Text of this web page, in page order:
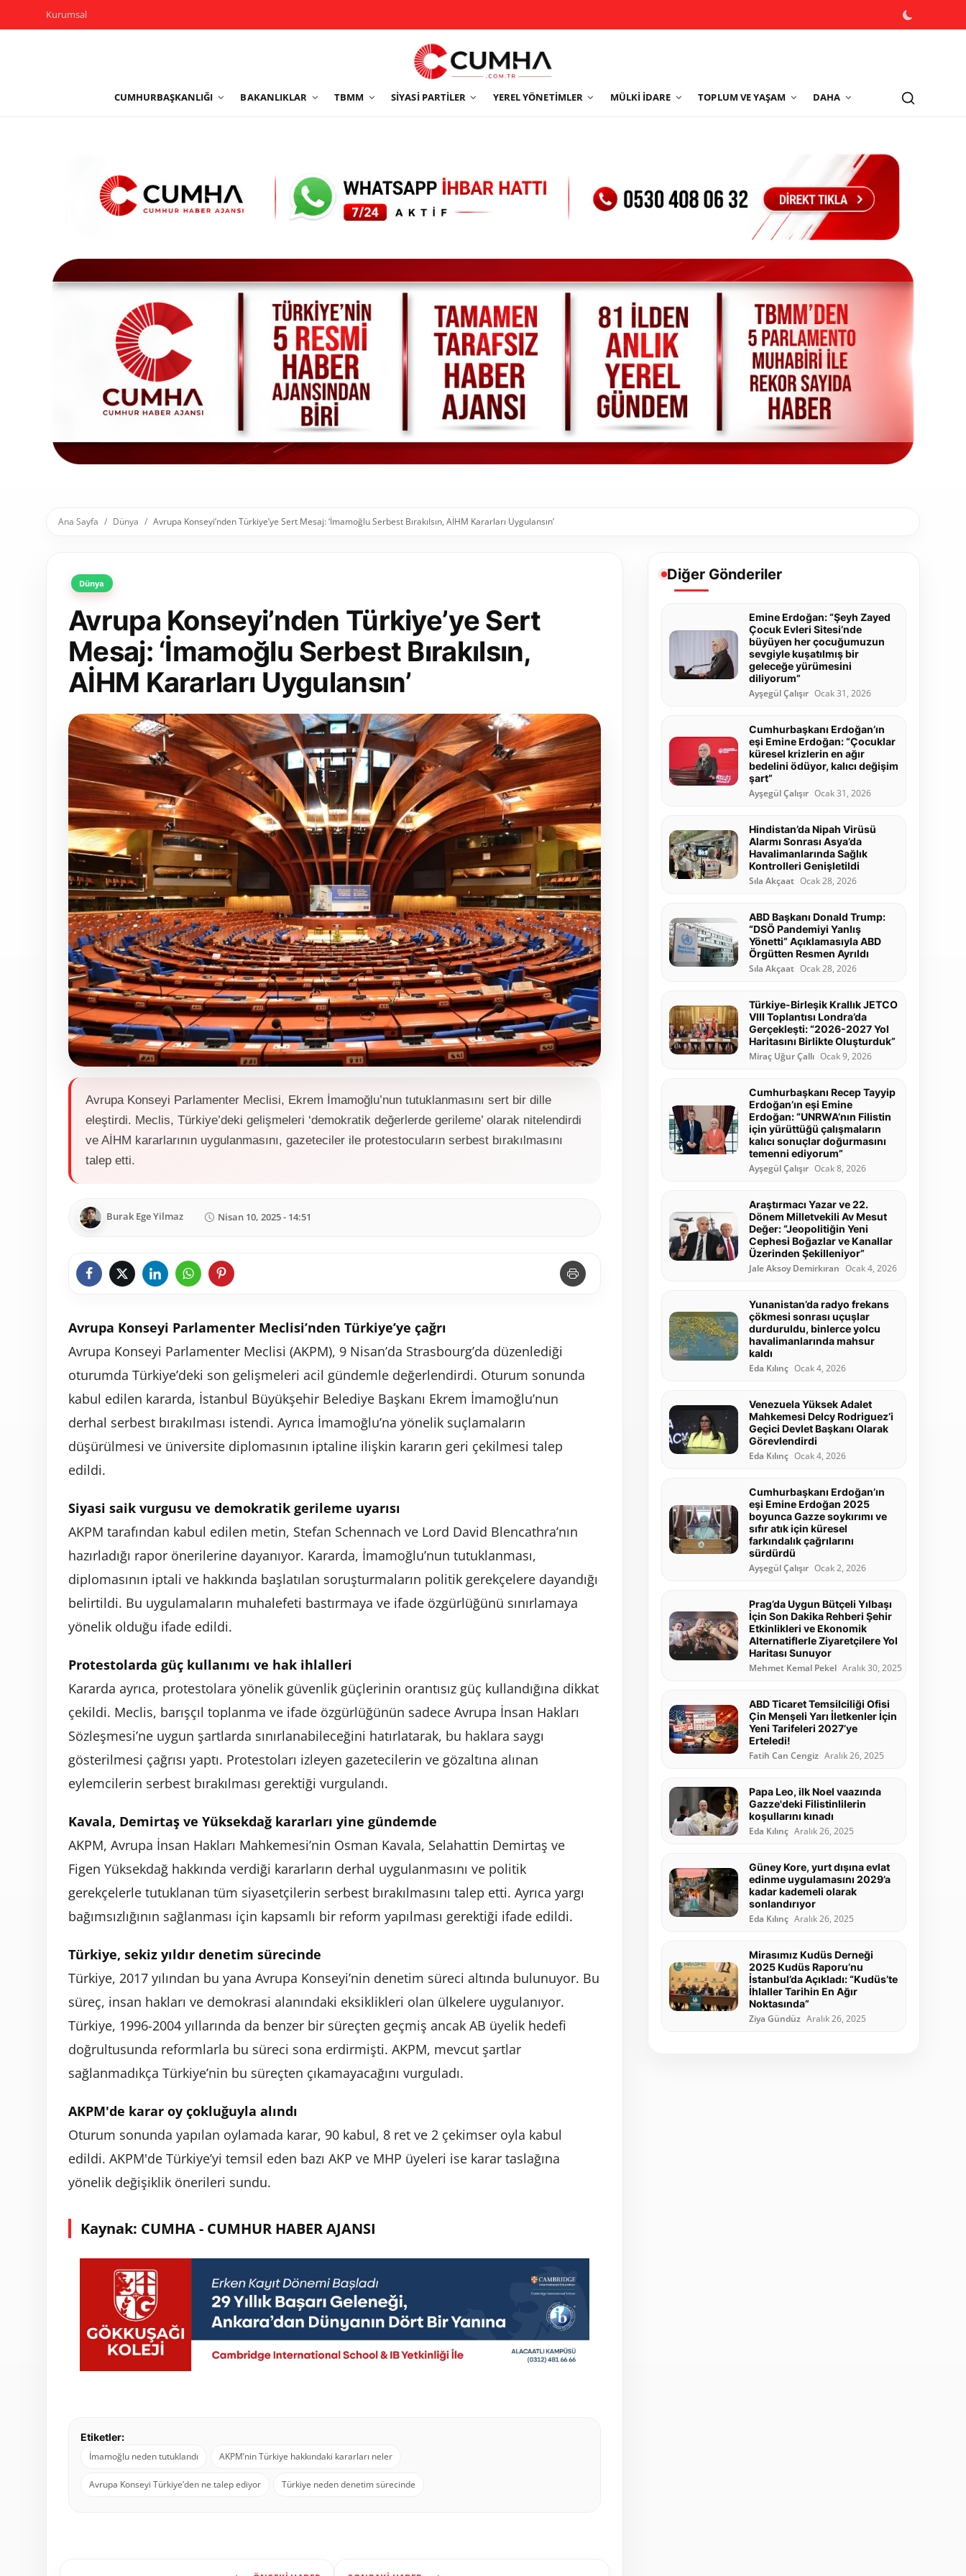
Kurumsal
CUMHURBAŞKANLIĞI BAKANLIKLAR TBMM SIYASI PARTILER YEREL YÖNETIMLER MÜLKI İDARE TOPLUM VE YAŞAM DAHA
Yerel Yönetimler
Sivil Toplum Kuruluşları
Kamu Kurumları ve Üst Kurullar
Resmi Reklamlar
Ana Sayfa Dünya Avrupa Konseyi’nden Türkiye’ye Sert Mesaj: ‘İmamoğlu Serbest Bırakılsın, AİHM Kararları Uygulansın’
Dünya
Avrupa Konseyi’nden Türkiye’ye Sert
Mesaj: ‘İmamoğlu Serbest Bırakılsın,
AİHM Kararları Uygulansın’
Avrupa Konseyi Parlamenter Meclisi, Ekrem İmamoğlu’nun tutuklanmasını sert bir dille
eleştirdi. Meclis, Türkiye’deki gelişmeleri ‘demokratik değerlerde gerileme’ olarak nitelendirdi
ve AİHM kararlarının uygulanmasını, gazeteciler ile protestocuların serbest bırakılmasını
talep etti.
Burak Ege Yilmaz Nisan 10, 2025 - 14:51
Avrupa Konseyi Parlamenter Meclisi’nden Türkiye’ye çağrı
Avrupa Konseyi Parlamenter Meclisi (AKPM), 9 Nisan’da Strasbourg’da düzenlediği
oturumda Türkiye’deki son gelişmeleri acil gündemle değerlendirdi. Oturum sonunda
kabul edilen kararda, İstanbul Büyükşehir Belediye Başkanı Ekrem İmamoğlu’nun
derhal serbest bırakılması istendi. Ayrıca İmamoğlu’na yönelik suçlamaların
düşürülmesi ve üniversite diplomasının iptaline ilişkin kararın geri çekilmesi talep
edildi.
Siyasi saik vurgusu ve demokratik gerileme uyarısı
AKPM tarafından kabul edilen metin, Stefan Schennach ve Lord David Blencathra’nın
hazırladığı rapor önerilerine dayanıyor. Kararda, İmamoğlu’nun tutuklanması,
diplomasının iptali ve hakkında başlatılan soruşturmaların politik gerekçelere dayandığı
belirtildi. Bu uygulamaların muhalefeti bastırmaya ve ifade özgürlüğünü sınırlamaya
yönelik olduğu ifade edildi.
Protestolarda güç kullanımı ve hak ihlalleri
Kararda ayrıca, protestolara yönelik güvenlik güçlerinin orantısız güç kullandığına dikkat
çekildi. Meclis, barışçıl toplanma ve ifade özgürlüğünün sadece Avrupa İnsan Hakları
Sözleşmesi’ne uygun şartlarda sınırlanabileceğini hatırlatarak, bu haklara saygı
gösterilmesi çağrısı yaptı. Protestoları izleyen gazetecilerin ve gözaltına alınan
eylemcilerin serbest bırakılması gerektiği vurgulandı.
Kavala, Demirtaş ve Yüksekdağ kararları yine gündemde
AKPM, Avrupa İnsan Hakları Mahkemesi’nin Osman Kavala, Selahattin Demirtaş ve
Figen Yüksekdağ hakkında verdiği kararların derhal uygulanmasını ve politik
gerekçelerle tutuklanan tüm siyasetçilerin serbest bırakılmasını talep etti. Ayrıca yargı
bağımsızlığının sağlanması için kapsamlı bir reform yapılması gerektiği ifade edildi.
Türkiye, sekiz yıldır denetim sürecinde
Türkiye, 2017 yılından bu yana Avrupa Konseyi’nin denetim süreci altında bulunuyor. Bu
süreç, insan hakları ve demokrasi alanındaki eksiklikleri olan ülkelere uygulanıyor.
Türkiye, 1996-2004 yıllarında da benzer bir süreçten geçmiş ancak AB üyelik hedefi
doğrultusunda reformlarla bu süreci sona erdirmişti. AKPM, mevcut şartlar
sağlanmadıkça Türkiye’nin bu süreçten çıkamayacağını vurguladı.
AKPM'de karar oy çokluğuyla alındı
Oturum sonunda yapılan oylamada karar, 90 kabul, 8 ret ve 2 çekimser oyla kabul
edildi. AKPM'de Türkiye’yi temsil eden bazı AKP ve MHP üyeleri ise karar taslağına
yönelik değişiklik önerileri sundu.
Kaynak: CUMHA - CUMHUR HABER AJANSI
Etiketler:
İmamoğlu neden tutuklandı
AKPM’nin Türkiye hakkındaki kararları neler
Avrupa Konseyi Türkiye’den ne talep ediyor Türkiye neden denetim sürecinde
Diğer Gönderiler
Emine Erdoğan: “Şeyh Zayed
Çocuk Evleri Sitesi’nde
büyüyen her çocuğumuzun
sevgiyle kuşatılmış bir
geleceğe yürümesini
diliyorum”
Ayşegül Çalışır Ocak 31, 2026
Cumhurbaşkanı Erdoğan’ın
eşi Emine Erdoğan: “Çocuklar
küresel krizlerin en ağır
bedelini ödüyor, kalıcı değişim
şart”
Ayşegül Çalışır Ocak 31, 2026
Hindistan’da Nipah Virüsü
Alarmı Sonrası Asya’da
Havalimanlarında Sağlık
Kontrolleri Genişletildi
Sıla Akçaat Ocak 28, 2026
ABD Başkanı Donald Trump:
“DSÖ Pandemiyi Yanlış
Yönetti” Açıklamasıyla ABD
Örgütten Resmen Ayrıldı
Sıla Akçaat Ocak 28, 2026
Türkiye-Birleşik Krallık JETCO
VIII Toplantısı Londra’da
Gerçekleşti: “2026-2027 Yol
Haritasını Birlikte Oluşturduk”
Miraç Uğur Çallı Ocak 9, 2026
Cumhurbaşkanı Recep Tayyip
Erdoğan’ın eşi Emine
Erdoğan: “UNRWA’nın Filistin
için yürüttüğü çalışmaların
kalıcı sonuçlar doğurmasını
temenni ediyorum”
Ayşegül Çalışır Ocak 8, 2026
Araştırmacı Yazar ve 22.
Dönem Milletvekili Av Mesut
Değer: “Jeopolitiğin Yeni
Cephesi Boğazlar ve Kanallar
Üzerinden Şekilleniyor”
Jale Aksoy Demirkıran Ocak 4, 2026
Yunanistan’da radyo frekans
çökmesi sonrası uçuşlar
durduruldu, binlerce yolcu
havalimanlarında mahsur
kaldı
Eda Kılınç Ocak 4, 2026
Venezuela Yüksek Adalet
Mahkemesi Delcy Rodriguez’i
Geçici Devlet Başkanı Olarak
Görevlendirdi
Eda Kılınç Ocak 4, 2026
Cumhurbaşkanı Erdoğan’ın
eşi Emine Erdoğan 2025
boyunca Gazze soykırımı ve
sıfır atık için küresel
farkındalık çağrılarını
sürdürdü
Ayşegül Çalışır Ocak 2, 2026
Prag’da Uygun Bütçeli Yılbaşı
İçin Son Dakika Rehberi Şehir
Etkinlikleri ve Ekonomik
Alternatiflerle Ziyaretçilere Yol
Haritası Sunuyor
Mehmet Kemal Pekel Aralık 30, 2025
ABD Ticaret Temsilciliği Ofisi
Çin Menşeli Yarı İletkenler İçin
Yeni Tarifeleri 2027’ye
Erteledi!
Fatih Can Cengiz Aralık 26, 2025
Papa Leo, ilk Noel vaazında
Gazze'deki Filistinlilerin
koşullarını kınadı
Eda Kılınç Aralık 26, 2025
Güney Kore, yurt dışına evlat
edinme uygulamasını 2029’a
kadar kademeli olarak
sonlandırıyor
Eda Kılınç Aralık 26, 2025
Mirasımız Kudüs Derneği
2025 Kudüs Raporu’nu
İstanbul’da Açıkladı: “Kudüs’te
İhlaller Tarihin En Ağır
Noktasında”
Ziya Gündüz Aralık 26, 2025